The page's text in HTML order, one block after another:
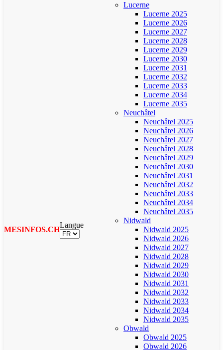
MESINFOS.CH
Langue
Lucerne
Lucerne 2025
Lucerne 2026
Lucerne 2027
Lucerne 2028
Lucerne 2029
Lucerne 2030
Lucerne 2031
Lucerne 2032
Lucerne 2033
Lucerne 2034
Lucerne 2035
Neuchâtel
Neuchâtel 2025
Neuchâtel 2026
Neuchâtel 2027
Neuchâtel 2028
Neuchâtel 2029
Neuchâtel 2030
Neuchâtel 2031
Neuchâtel 2032
Neuchâtel 2033
Neuchâtel 2034
Neuchâtel 2035
Nidwald
Nidwald 2025
Nidwald 2026
Nidwald 2027
Nidwald 2028
Nidwald 2029
Nidwald 2030
Nidwald 2031
Nidwald 2032
Nidwald 2033
Nidwald 2034
Nidwald 2035
Obwald
Obwald 2025
Obwald 2026